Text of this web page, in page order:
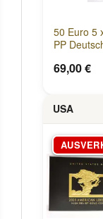
50 Euro 5
PP
69,00 €
USA